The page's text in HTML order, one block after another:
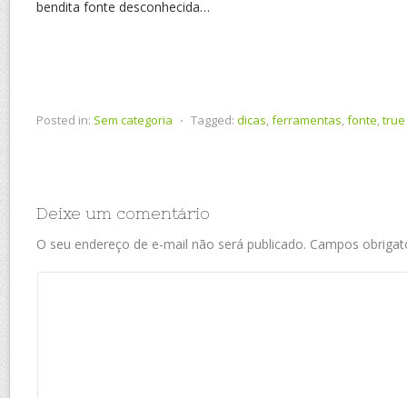
bendita fonte desconhecida…
Posted in: Sem categoria ⋅ Tagged: dicas,ferramentas,fonte,
Deixe um comentário
O seu endereço de e-mail não será publicado. Campos